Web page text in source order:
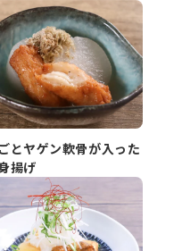
とヤゲン軟骨が入った
揚げ